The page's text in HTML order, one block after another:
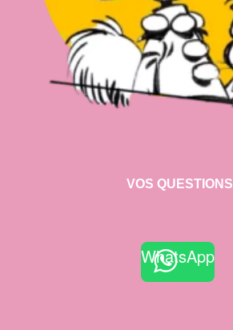
VOS QUESTIONS
WhatsApp